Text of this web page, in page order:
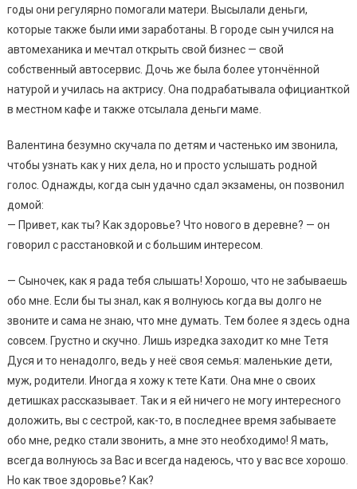
годы они регулярно помогали матери. Высылали деньги,
которые также были ими заработаны. В городе сын учился на
автомеханика и мечтал открыть свой бизнес — свой
собственный автосервис. Дочь же была более утончённой
натурой и училась на актрису. Она подрабатывала официанткой
в местном кафе и также отсылала деньги маме.
Валентина безумно скучала по детям и частенько им звонила,
чтобы узнать как у них дела, но и просто услышать родной
голос. Однажды, когда сын удачно сдал экзамены, он позвонил
домой:
— Привет, как ты? Как здоровье? Что нового в деревне? — он
говорил с расстановкой и с большим интересом.
— Сыночек, как я рада тебя слышать! Хорошо, что не забываешь
обо мне. Если бы ты знал, как я волнуюсь когда вы долго не
звоните и сама не знаю, что мне думать. Тем более я здесь одна
совсем. Грустно и скучно. Лишь изредка заходит ко мне Тетя
Дуся и то ненадолго, ведь у неё своя семья: маленькие дети,
муж, родители. Иногда я хожу к тете Кати. Она мне о своих
детишках рассказывает. Так и я ей ничего не могу интересного
доложить, вы с сестрой, как-то, в последнее время забываете
обо мне, редко стали звонить, а мне это необходимо! Я мать,
всегда волнуюсь за Вас и всегда надеюсь, что у вас все хорошо.
Но как твое здоровье? Как?